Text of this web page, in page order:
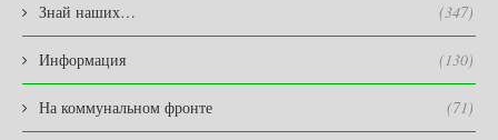
Знай наших… (347)
Информация (130)
На коммунальном фронте (71)